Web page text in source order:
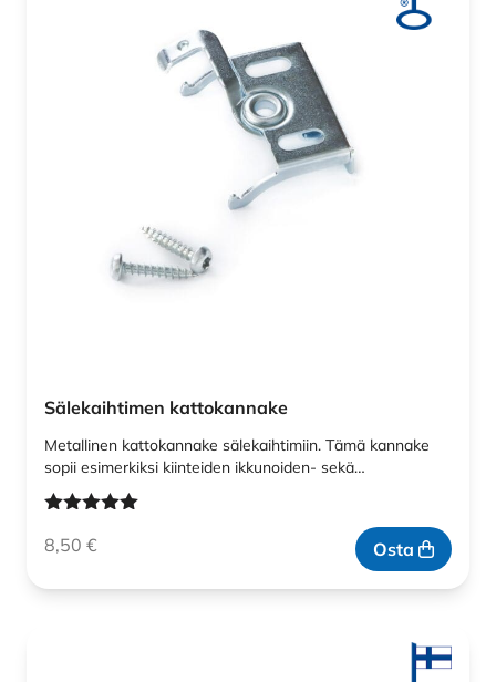
Sälekaihtimen kattokannake
Metallinen kattokannake sälekaihtimiin. Tämä kannake
sopii esimerkiksi kiinteiden ikkunoiden- sekä…
tuotteesta:
8,50 € Osta